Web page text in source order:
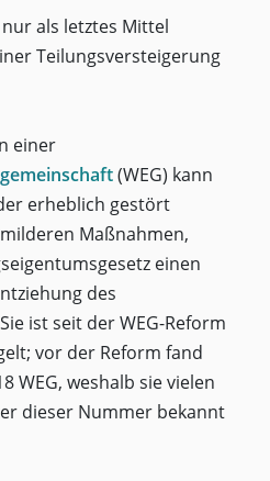
als letztes Mittel
Teilungsversteigerung
einer
(WEG) kann
erheblich gestört
Maßnahmen,
einen
des
ist seit der WEG-Reform
vor der Reform fand
WEG, weshalb sie vielen
dieser Nummer bekannt